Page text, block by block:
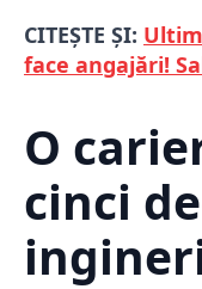
CITEȘTE ȘI:
face angajări!
O
cinci